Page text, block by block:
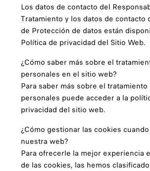
Los datos de contacto del
Tratamiento y los datos de contacto
de Protección de datos están
Política de privacidad del Sitio Web.
¿Cómo saber más sobre el
personales en el sitio web?
Para saber más sobre el tratamiento
personales puede acceder a la
privacidad del sitio web.
¿Cómo gestionar las cookies
nuestra web?
Para ofrecerle la mejor experiencia
de las cookies, las hemos